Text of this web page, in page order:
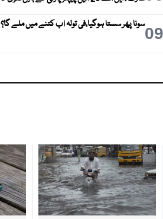
09سونا پھر سستا ہوگیا،فی تولہ اب کتنے میں ملے گا؟